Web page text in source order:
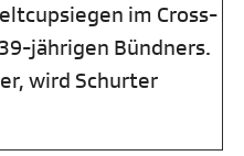
im Cross-
jährigen Bündners.
wird Schurter